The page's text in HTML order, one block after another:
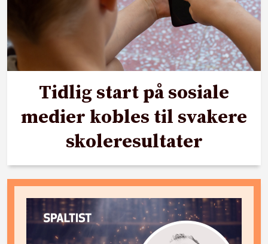
Tidlig start på sosiale
medier kobles til svakere
skoleresultater